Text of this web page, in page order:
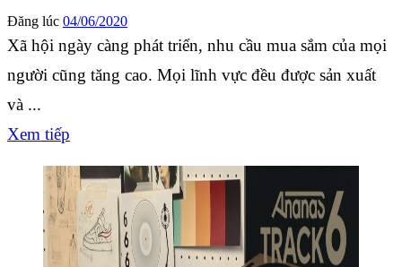
Đăng lúc 04/06/2020
Xã hội ngày càng phát triển, nhu cầu mua sắm của mọi
người cũng tăng cao. Mọi lĩnh vực đều được sản xuất
và ...
Xem tiếp